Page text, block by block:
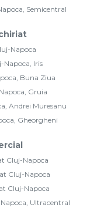
Semicentral
Napoca
Napoca, Iris
Buna Ziua
Gruia
Andrei Muresanu
Gheorgheni
Cluj-Napoca
Cluj-Napoca
Cluj-Napoca
Ultracentral